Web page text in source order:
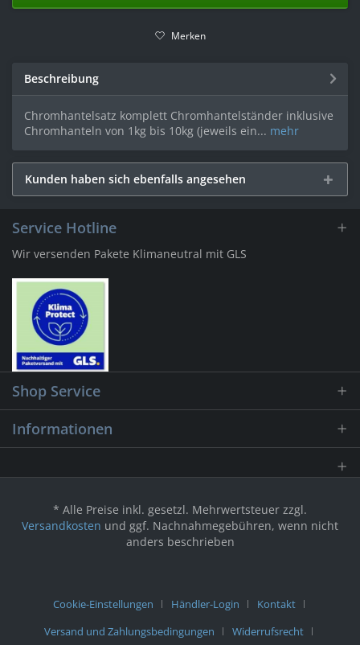
Merken
Beschreibung
Chromhantelsatz komplett Chromhantelständer inklusive
Chromhanteln von 1kg bis 10kg (jeweils ein... mehr
Kunden haben sich ebenfalls angesehen
Service Hotline
Wir versenden Pakete Klimaneutral mit GLS
Shop Service
Informationen
* Alle Preise inkl. gesetzl. Mehrwertsteuer zzgl.
Versandkosten und ggf. Nachnahmegebühren, wenn nicht
anders beschrieben
Cookie-Einstellungen Händler-Login
Kontakt
Versand und Zahlungsbedingungen
Widerrufsrecht